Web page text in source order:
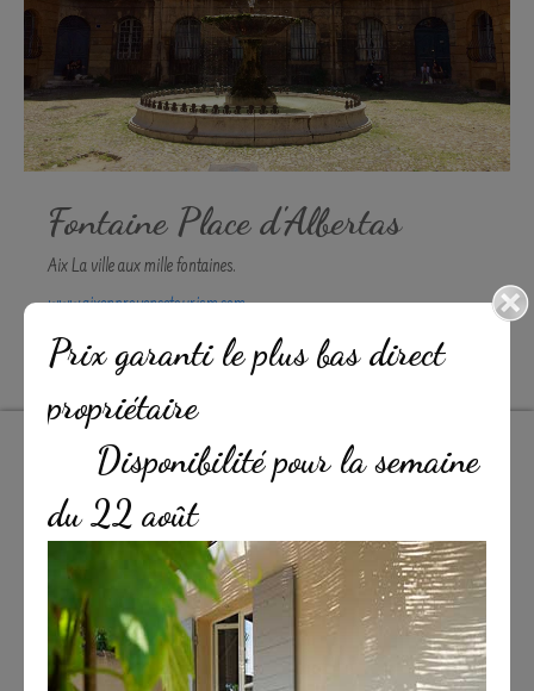
Fontaine Place d'Albertas
Aix La ville aux mille fontaines.
www.aixenprovencetourism.com
Prix garanti le plus bas direct
propriétaire
Disponibilité pour la semaine
du 22 août